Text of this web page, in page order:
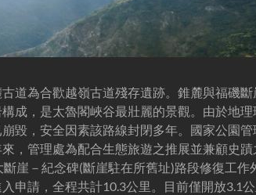
道為合歡越嶺古道殘存遺跡。錐麓與福磯斷
成，是太魯閣峽谷最壯麗的景觀。由於地理
毀，安全因素該路線封閉多年。國家公園
，管理處為配合生態旅遊之推展並兼顧史蹟
崖－紀念碑(斷崖駐在所舊址)路段修復工作
申請，全程共計10.3公里。目前僅開放3.1